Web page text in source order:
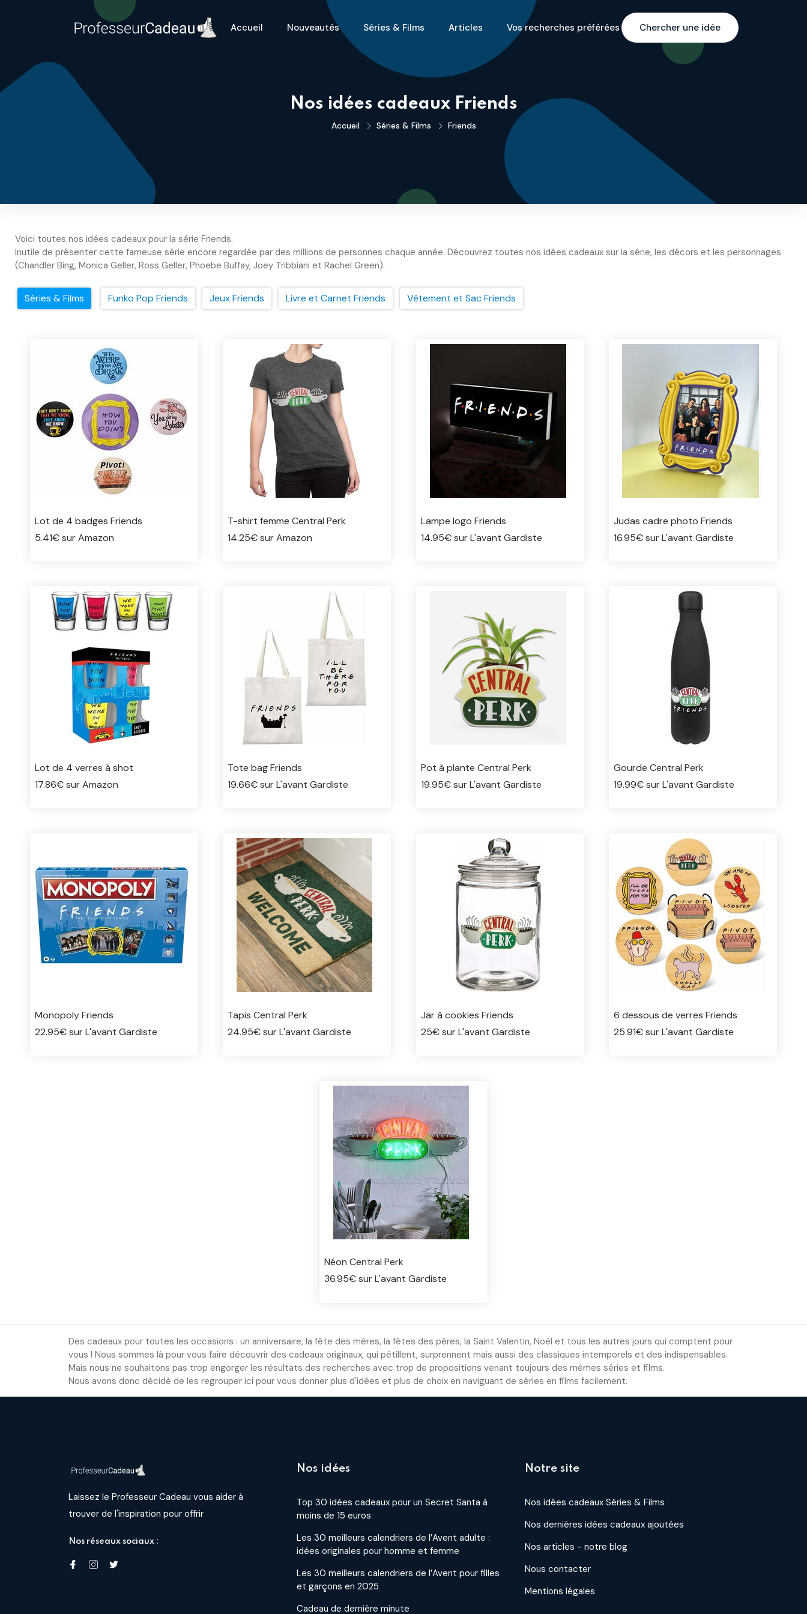
Accueil Nouveautés Séries & Films Articles Vos recherches préférées Chercher une idée
Nos idées cadeaux Friends
Accueil Séries & Films Friends
Voici toutes nos idées cadeaux pour la série Friends.
Inutile de présenter cette fameuse série encore regardée par des millions de personnes chaque année. Découvrez toutes nos idées cadeaux sur la série, les décors et les personnages
(Chandler Bing, Monica Geller, Ross Geller, Phoebe Buffay, Joey Tribbiani et Rachel Green).
Séries & Films Funko Pop Friends Jeux Friends Livre et Carnet Friends Vêtement et Sac Friends
Lot de 4 badges Friends
5.41€ sur Amazon
T-shirt femme Central Perk
14.25€ sur Amazon
Lampe logo Friends
14.95€ sur L'avant Gardiste
Judas cadre photo Friends
16.95€ sur L'avant Gardiste
Lot de 4 verres à shot
17.86€ sur Amazon
Tote bag Friends
19.66€ sur L'avant Gardiste
Pot à plante Central Perk
19.95€ sur L'avant Gardiste
Gourde Central Perk
19.99€ sur L'avant Gardiste
Monopoly Friends
22.95€ sur L'avant Gardiste
Tapis Central Perk
24.95€ sur L'avant Gardiste
Jar à cookies Friends
25€ sur L'avant Gardiste
6 dessous de verres Friends
25.91€ sur L'avant Gardiste
Néon Central Perk
36.95€ sur L'avant Gardiste
Des cadeaux pour toutes les occasions : un anniversaire, la fête des mères, la fêtes des pères, la Saint Valentin, Noël et tous les autres jours qui comptent pour
vous ! Nous sommes là pour vous faire découvrir des cadeaux originaux, qui pétillent, surprennent mais aussi des classiques intemporels et des indispensables.
Mais nous ne souhaitons pas trop engorger les résultats des recherches avec trop de propositions venant toujours des mêmes séries et films.
Nous avons donc décidé de les regrouper ici pour vous donner plus d'idées et plus de choix en naviguant de séries en films facilement.
Laissez le Professeur Cadeau vous aider à
trouver de l'inspiration pour offrir
Nos réseaux sociaux :
Nos idées
Top 30 idées cadeaux pour un Secret Santa à
moins de 15 euros
Les 30 meilleurs calendriers de l’Avent adulte :
idées originales pour homme et femme
Les 30 meilleurs calendriers de l’Avent pour filles
et garçons en 2025
Cadeau de dernière minute
Notre site
Nos idées cadeaux Séries & Films
Nos dernières idées cadeaux ajoutées
Nos articles - notre blog
Nous contacter
Mentions légales